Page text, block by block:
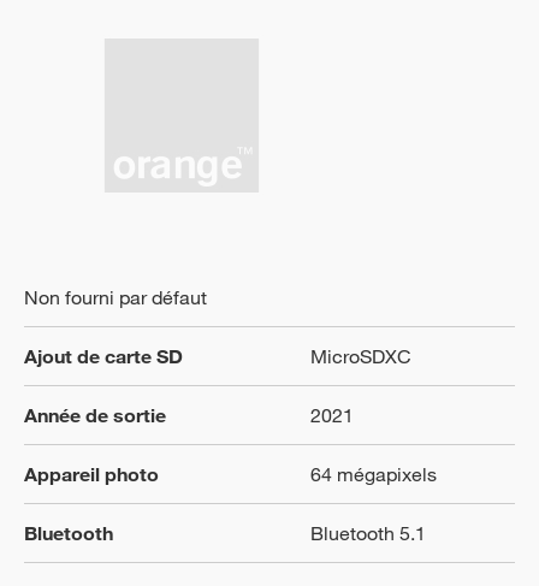
Non fourni par défaut
Ajout de carte SD MicroSDXC
Année de sortie 2021
Appareil photo 64 mégapixels
Bluetooth Bluetooth 5.1